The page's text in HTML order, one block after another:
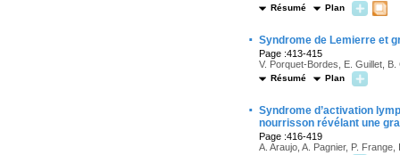
Résumé Plan
· Syndrome de Lemierre et
Page :413-415
V. Porquet-Bordes, E. Guillet,
Résumé Plan
· Syndrome d’activation
nourrisson révélant une
Page :416-419
A. Araujo, A. Pagnier, P.